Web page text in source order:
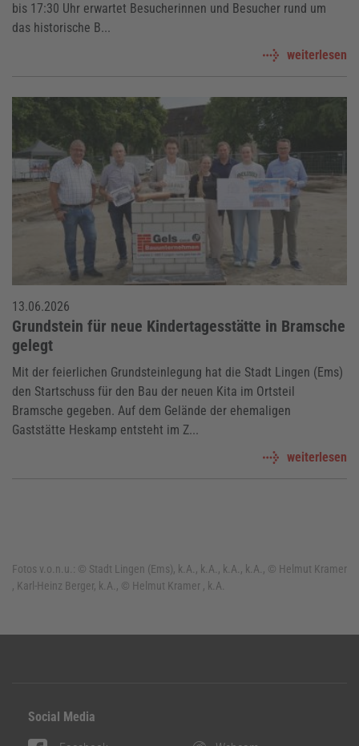
bis 17:30 Uhr erwartet Besucherinnen und Besucher rund um
das historische B...
weiterlesen
13.06.2026
Grundstein für neue Kindertagesstätte in Bramsche
gelegt
Mit der feierlichen Grundsteinlegung hat die Stadt Lingen (Ems)
den Startschuss für den Bau der neuen Kita im Ortsteil
Bramsche gegeben. Auf dem Gelände der ehemaligen
Gaststätte Heskamp entsteht im Z...
weiterlesen
Fotos v.o.n.u.: © Stadt Lingen (Ems), k.A., k.A., k.A., k.A., © Helmut Kramer
, Karl-Heinz Berger, k.A., © Helmut Kramer , k.A.
Social Media